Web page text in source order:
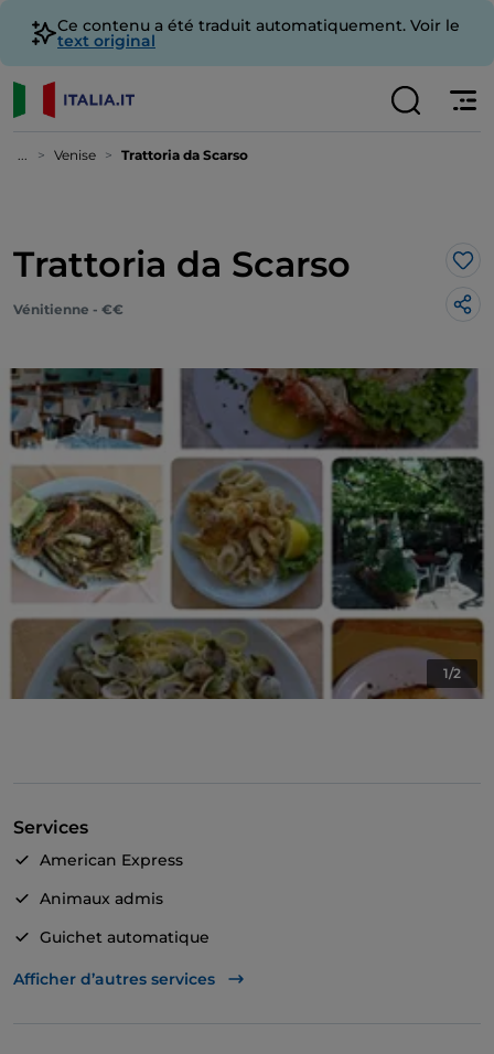
Ce contenu a été traduit automatiquement. Voir le
text original
... Venise Trattoria da Scarso
Trattoria da Scarso
Vénitienne - €€
1/2
Services
American Express
Animaux admis
Guichet automatique
Tables en terrasse
Afficher d’autres services